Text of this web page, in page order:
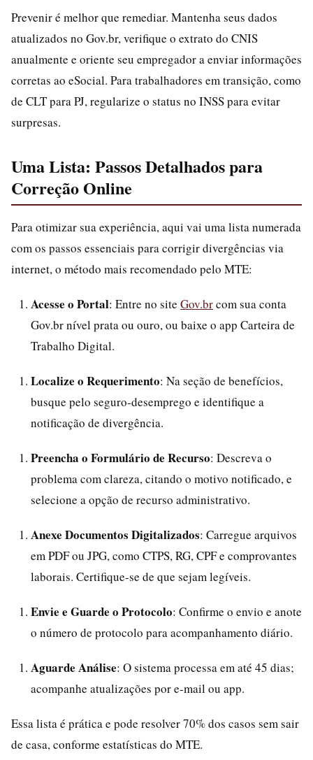
Prevenir é melhor que remediar. Mantenha seus dados
atualizados no Gov.br, verifique o extrato do CNIS
anualmente e oriente seu empregador a enviar informações
corretas ao eSocial. Para trabalhadores em transição, como
de CLT para PJ, regularize o status no INSS para evitar
surpresas.
Uma Lista: Passos Detalhados para
Correção Online
Para otimizar sua experiência, aqui vai uma lista numerada
com os passos essenciais para corrigir divergências via
internet, o método mais recomendado pelo MTE:
Acesse o Portal: Entre no site Gov.brcom sua conta
Gov.br nível prata ou ouro, ou baixe o app Carteira de
Trabalho Digital.
Localize o Requerimento: Na seção de benefícios,
busque pelo seguro-desemprego e identifique a
notificação de divergência.
Preencha o Formulário de Recurso: Descreva o
problema com clareza, citando o motivo notificado, e
selecione a opção de recurso administrativo.
Anexe Documentos Digitalizados: Carregue arquivos
em PDF ou JPG, como CTPS, RG, CPF e comprovantes
laborais. Certifique-se de que sejam legíveis.
Envie e Guarde o Protocolo: Confirme o envio e anote
o número de protocolo para acompanhamento diário.
Aguarde Análise: O sistema processa em até 45 dias;
acompanhe atualizações por e-mail ou app.
Essa lista é prática e pode resolver 70% dos casos sem sair
de casa, conforme estatísticas do MTE.